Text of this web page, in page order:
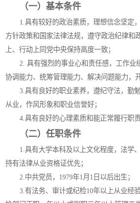
（一）基本条件
1.具有较好的政治素质，理想信念坚定
方针政策和国家法律法规，遵守政治纪律和
上、行动上同党中央保持高度一致；
2. 具有强烈的事业心和责任感，工作业
协调能力、统筹管理能力、解决问题能力，
3.具有良好的职业素养，遵纪守法，勤
从业，作风形象和职业信誉好；
4.具有良好的心理素质和能正常履行职
（二）任职条件
1.具有大学本科及以上文化程度，法学
持有法律从业资格证优先；
2.中共党员，1979年1月1日以后出生；
3.有法务、审计或纪检10年以上从业经